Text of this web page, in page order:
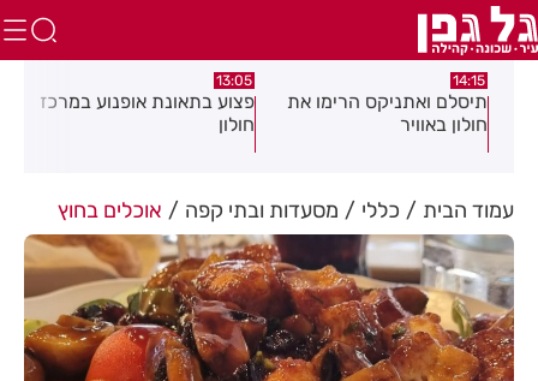
14:15
תיסלם ואתניקס הרימו את
חולון באוויר
13:05
פצוע בתאונת אופנוע במרכז
חולון
עמוד הבית כללי מסעדות ובתי קפה אוכלים בחוץ